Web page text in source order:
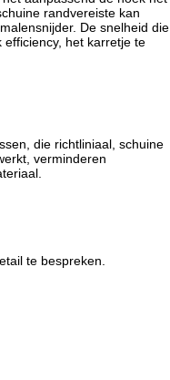
randvereiste kan
De snelheid die
het karretje te
die richtliniaal, schuine
verminderen
te bespreken.